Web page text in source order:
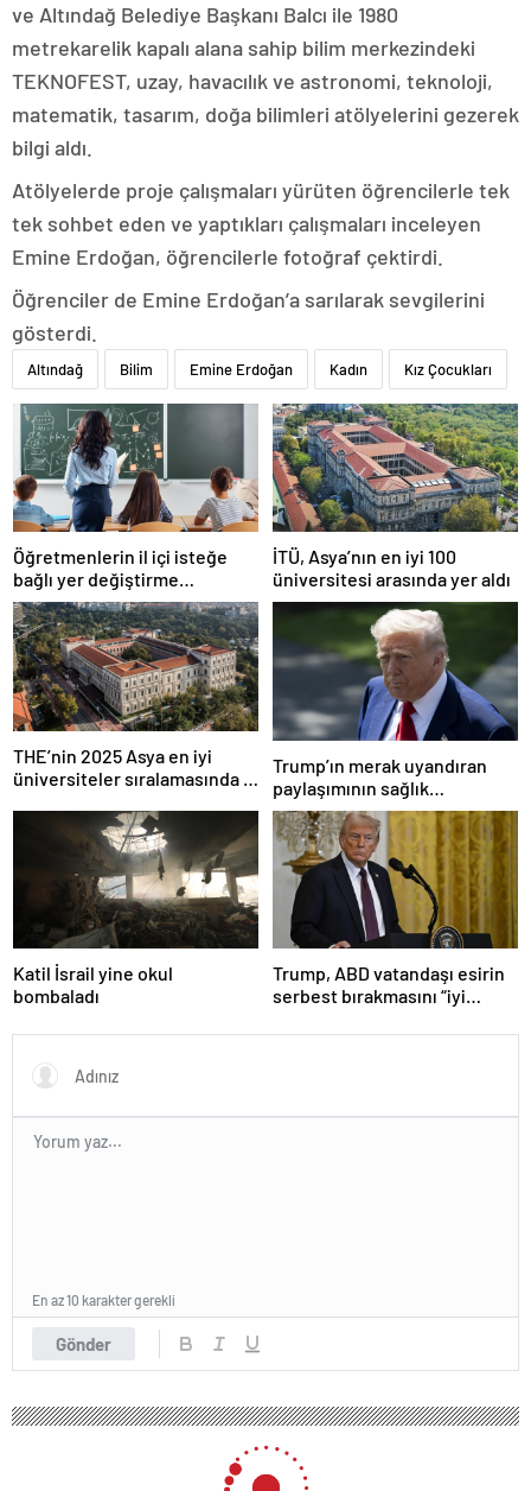
ve Altındağ Belediye Başkanı Balcı ile 1980
metrekarelik kapalı alana sahip bilim merkezindeki
TEKNOFEST, uzay, havacılık ve astronomi, teknoloji,
matematik, tasarım, doğa bilimleri atölyelerini gezerek
bilgi aldı.
Atölyelerde proje çalışmaları yürüten öğrencilerle tek
tek sohbet eden ve yaptıkları çalışmaları inceleyen
Emine Erdoğan, öğrencilerle fotoğraf çektirdi.
Öğrenciler de Emine Erdoğan’a sarılarak sevgilerini
gösterdi.
Altındağ Bilim Emine Erdoğan Kadın Kız Çocukları
Öğretmenlerin il içi isteğe
bağlı yer değiştirme
başvuruları ne zaman?
İTÜ, Asya’nın en iyi 100
üniversitesi arasında yer aldı
THE’nin 2025 Asya en iyi
üniversiteler sıralamasında 4
Trump’ın merak uyandıran
paylaşımının sağlık
sistemiyle ilgili kararname
olduğu anlaşıldı
Katil İsrail yine okul
bombaladı
Trump, ABD vatandaşı esirin
serbest bırakmasını “iyi
olarak değerlendirdi
Gönder
En az 10 karakter gerekli